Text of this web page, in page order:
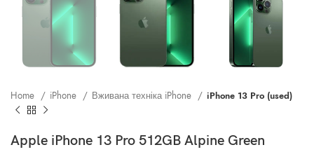
Home iPhone Вживана техніка iPhone iPhone 13 Pro (used)
Apple iPhone 13 Pro 512GB Alpine Green